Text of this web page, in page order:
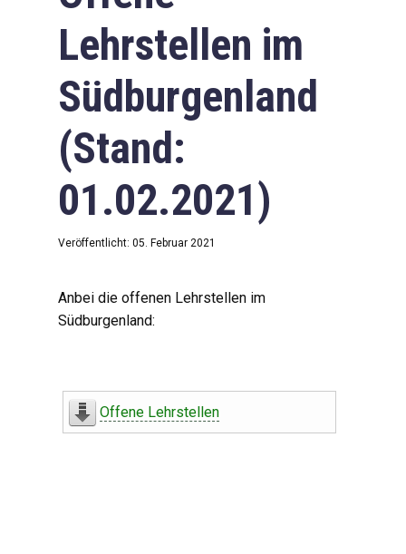
Lehrstellen im
Südburgenland
(Stand:
01.02.2021)
Veröffentlicht: 05. Februar 2021
Anbei die offenen Lehrstellen im
Südburgenland:
Offene Lehrstellen